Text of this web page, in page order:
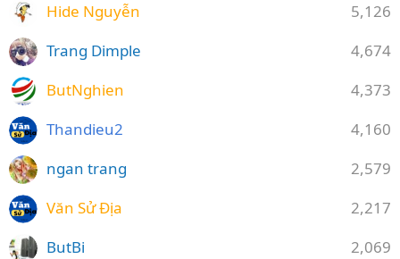
5,126
Hide Nguyễn
4,674
Trang Dimple
4,373
ButNghien
4,160
Thandieu2
2,579
ngan trang
2,217
Văn Sử Địa
2,069
ButBi